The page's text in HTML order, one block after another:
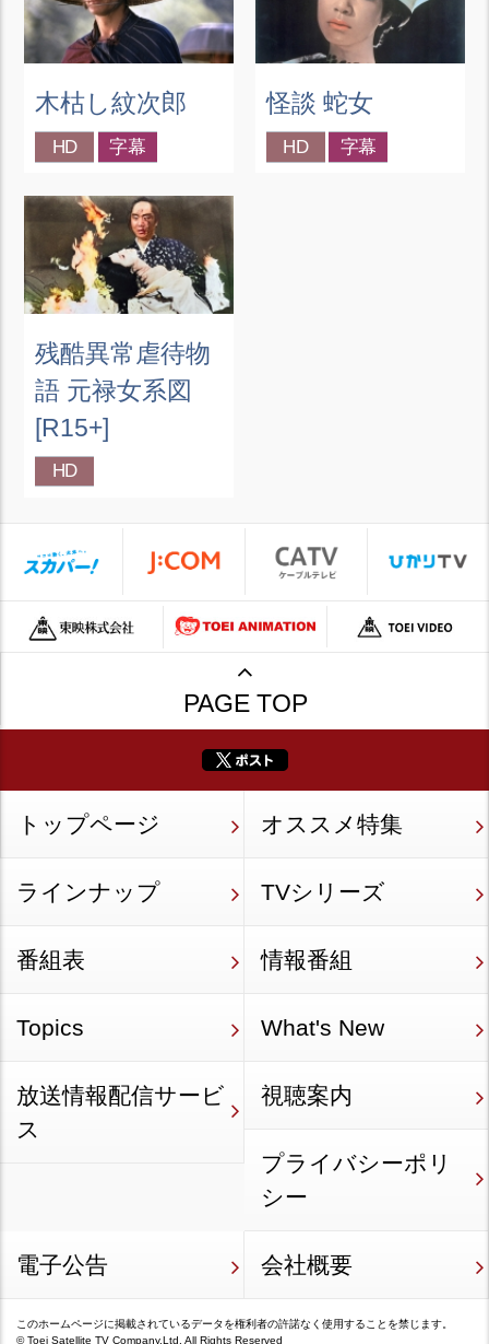
木枯し紋次郎
HD 字幕
怪談 蛇女
HD 字幕
残酷異常虐待物
語 元禄女系図
[R15+]
HD
PAGE TOP
トップページ オススメ特集
ラインナップ TVシリーズ
番組表 情報番組
Topics What's New
放送情報配信サービ
ス
視聴案内
プライバシーポリ
シー
電子公告 会社概要
このホームページに掲載されているデータを権利者の許諾なく使用することを禁じます。
©Toei Satellite TV Company.Ltd. All Rights Reserved